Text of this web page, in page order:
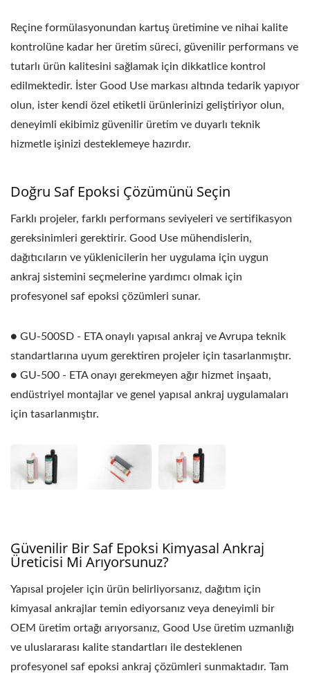
Reçine formülasyonundan kartuş üretimine ve nihai kalite
kontrolüne kadar her üretim süreci, güvenilir performans ve
tutarlı ürün kalitesini sağlamak için dikkatlice kontrol
edilmektedir. İster Good Use markası altında tedarik yapıyor
olun, ister kendi özel etiketli ürünlerinizi geliştiriyor olun,
deneyimli ekibimiz güvenilir üretim ve duyarlı teknik
hizmetle işinizi desteklemeye hazırdır.
Doğru Saf Epoksi Çözümünü Seçin
Farklı projeler, farklı performans seviyeleri ve sertifikasyon
gereksinimleri gerektirir. Good Use mühendislerin,
dağıtıcıların ve yüklenicilerin her uygulama için uygun
ankraj sistemini seçmelerine yardımcı olmak için
profesyonel saf epoksi çözümleri sunar.
● GU-500SD - ETA onaylı yapısal ankraj ve Avrupa teknik
standartlarına uyum gerektiren projeler için tasarlanmıştır.
● GU-500 - ETA onayı gerekmeyen ağır hizmet inşaatı,
endüstriyel montajlar ve genel yapısal ankraj uygulamaları
için tasarlanmıştır.
Güvenilir Bir Saf Epoksi Kimyasal Ankraj
Üreticisi Mi Arıyorsunuz?
Yapısal projeler için ürün belirliyorsanız, dağıtım için
kimyasal ankrajlar temin ediyorsanız veya deneyimli bir
OEM üretim ortağı arıyorsanız, Good Use üretim uzmanlığı
ve uluslararası kalite standartları ile desteklenen
profesyonel saf epoksi ankraj çözümleri sunmaktadır. Tam